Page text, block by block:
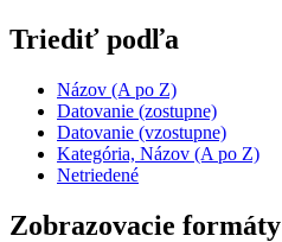
Triediť podľa
Názov (A po Z)
Datovanie (zostupne)
Datovanie (vzostupne)
Kategória, Názov (A po Z)
Netriedené
Zobrazovacie formáty